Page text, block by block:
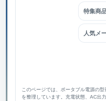
特集商
人気メ
このページでは、ポータブル電源の
を整理しています。充電状態、AC出